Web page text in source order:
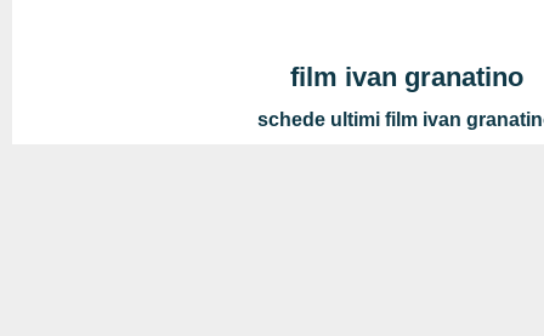
film ivan granatino
schede ultimi film ivan